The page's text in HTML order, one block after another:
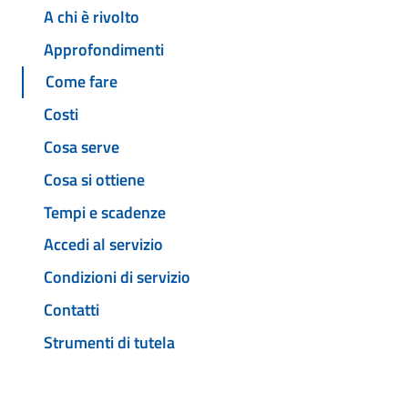
A chi è rivolto
Approfondimenti
Come fare
Costi
Cosa serve
Cosa si ottiene
Tempi e scadenze
Accedi al servizio
Condizioni di servizio
Contatti
Strumenti di tutela